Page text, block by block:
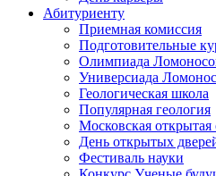
Абитуриенту
Приемная комиссия
Подготовительные
Олимпиада
Универсиада
Геологическая школа
Популярная геология
Московская
День открытых
Фестиваль науки